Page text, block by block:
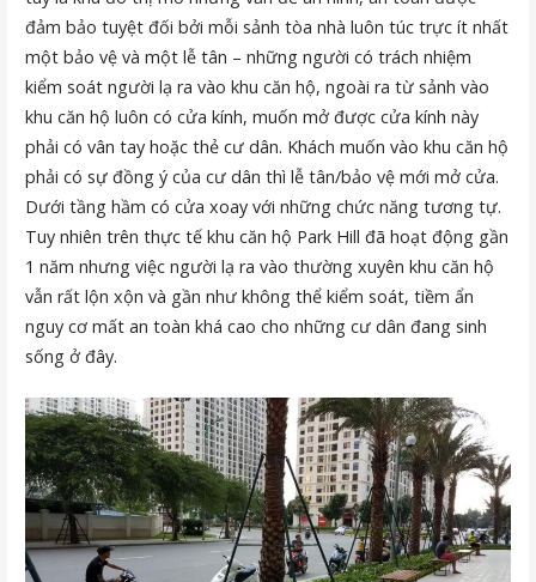
đảm bảo tuyệt đối bởi mỗi sảnh tòa nhà luôn túc trực ít nhất
một bảo vệ và một lễ tân – những người có trách nhiệm
kiểm soát người lạ ra vào khu căn hộ, ngoài ra từ sảnh vào
khu căn hộ luôn có cửa kính, muốn mở được cửa kính này
phải có vân tay hoặc thẻ cư dân. Khách muốn vào khu căn hộ
phải có sự đồng ý của cư dân thì lễ tân/bảo vệ mới mở cửa.
Dưới tầng hầm có cửa xoay với những chức năng tương tự.
Tuy nhiên trên thực tế khu căn hộ Park Hill đã hoạt động gần
1 năm nhưng việc người lạ ra vào thường xuyên khu căn hộ
vẫn rất lộn xộn và gần như không thể kiểm soát, tiềm ẩn
nguy cơ mất an toàn khá cao cho những cư dân đang sinh
sống ở đây.